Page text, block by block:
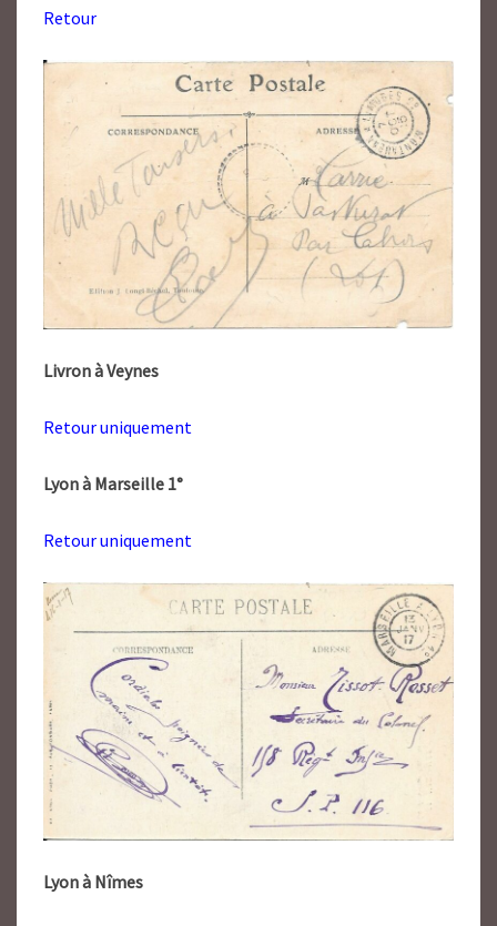
Retour
Livron à Veynes
Retour uniquement
Lyon à Marseille 1°
Retour uniquement
Lyon à Nîmes